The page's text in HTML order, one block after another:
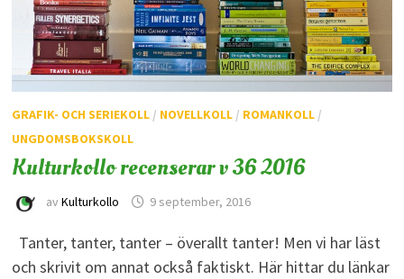
GRAFIK- OCH SERIEKOLL/ NOVELLKOLL/ ROMANKOLL/
UNGDOMSBOKSKOLL
Kulturkollo recenserar v 36 2016
av Kulturkollo 9 september, 2016
Tanter, tanter, tanter – överallt tanter! Men vi har läst
och skrivit om annat också faktiskt. Här hittar du länkar